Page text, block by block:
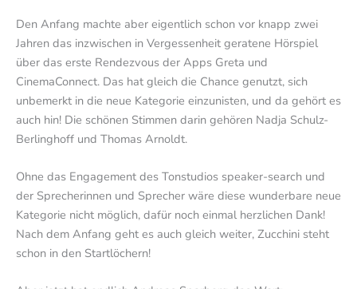
Den Anfang machte aber eigentlich schon vor knapp zwei
Jahren das inzwischen in Vergessenheit geratene Hörspiel
über das erste Rendezvous der Apps Greta und
CinemaConnect. Das hat gleich die Chance genutzt, sich
unbemerkt in die neue Kategorie einzunisten, und da gehört es
auch hin! Die schönen Stimmen darin gehören Nadja Schulz-
Berlinghoff und Thomas Arnoldt.
Ohne das Engagement des Tonstudios speaker-search und
der Sprecherinnen und Sprecher wäre diese wunderbare neue
Kategorie nicht möglich, dafür noch einmal herzlichen Dank!
Nach dem Anfang geht es auch gleich weiter, Zucchini steht
schon in den Startlöchern!